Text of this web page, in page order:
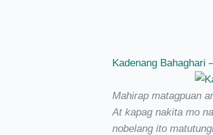
Kadenang Bahaghari
Mahirap matagpuan
At kapag nakita mo
nobelang ito